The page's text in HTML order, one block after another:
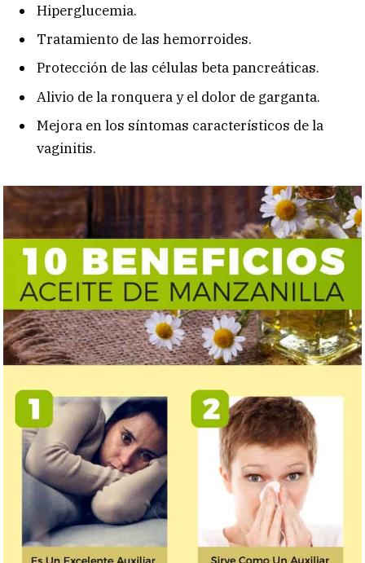
Hiperglucemia.
Tratamiento de las hemorroides.
Protección de las células beta pancreáticas.
Alivio de la ronquera y el dolor de garganta.
Mejora en los síntomas característicos de la
vaginitis.